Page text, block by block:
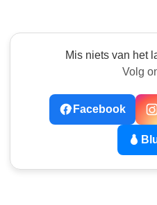
Mis niets van het
Volg
Facebook